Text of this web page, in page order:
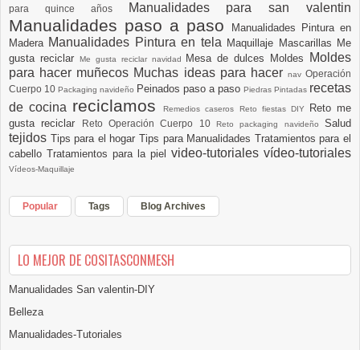
para quince años
Manualidades para san valentin
Manualidades paso a paso
Manualidades Pintura en
Madera Manualidades Pintura en tela Maquillaje Mascarillas Me
gusta reciclar
Me gusta reciclar navidad Mesa de dulces Moldes
Moldes
para hacer muñecos Muchas ideas para hacer nav Operación
Cuerpo 10 Packaging navideño Peinados paso a paso Piedras Pintadas recetas
de cocina reciclamosRemedios caseros Reto fiestas DIY
Reto me
gusta reciclar
Reto Operación Cuerpo 10Reto packaging navideñoSalud
tejidos Tips para el hogarTips para Manualidades Tratamientos para el
cabello Tratamientos para la piel video-tutoriales vídeo-tutoriales
Vídeos-Maquillaje
Popular Tags Blog Archives
LO MEJOR DE COSITASCONMESH
Manualidades San valentin-DIY
Belleza
Manualidades-Tutoriales